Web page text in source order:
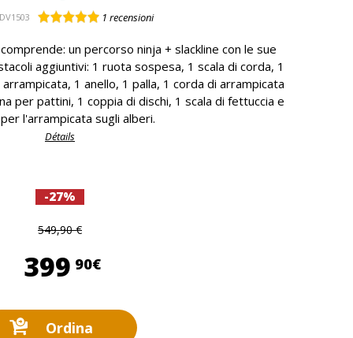
1 recensioni
un percorso ninja + slackline con le sue
aggiuntivi: 1 ruota sospesa, 1 scala di corda, 1
1 anello, 1 palla, 1 corda di arrampicata
per pattini, 1 coppia di dischi, 1 scala di fettuccia e
l'arrampicata sugli alberi.
Détails
-27%
549,90 €
399 90€399,90 €
Ordina